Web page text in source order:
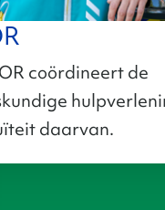
coördineert de
daarvan.